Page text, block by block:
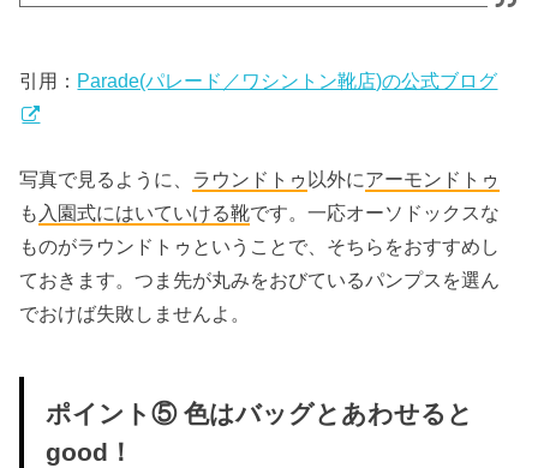
引用： Parade(パレード／ワシントン靴店)の公式ブログ
写真で見るように、 ラウンドトゥ 以外にアーモンドトゥ
も 入園式にはいていける靴です。一応オーソドックスな
ものがラウンドトゥということで、そちらをおすすめし
ておきます。つま先が丸みをおびているパンプスを選ん
でおけば失敗しませんよ。
ポイント⑤ 色はバッグとあわせると
good！